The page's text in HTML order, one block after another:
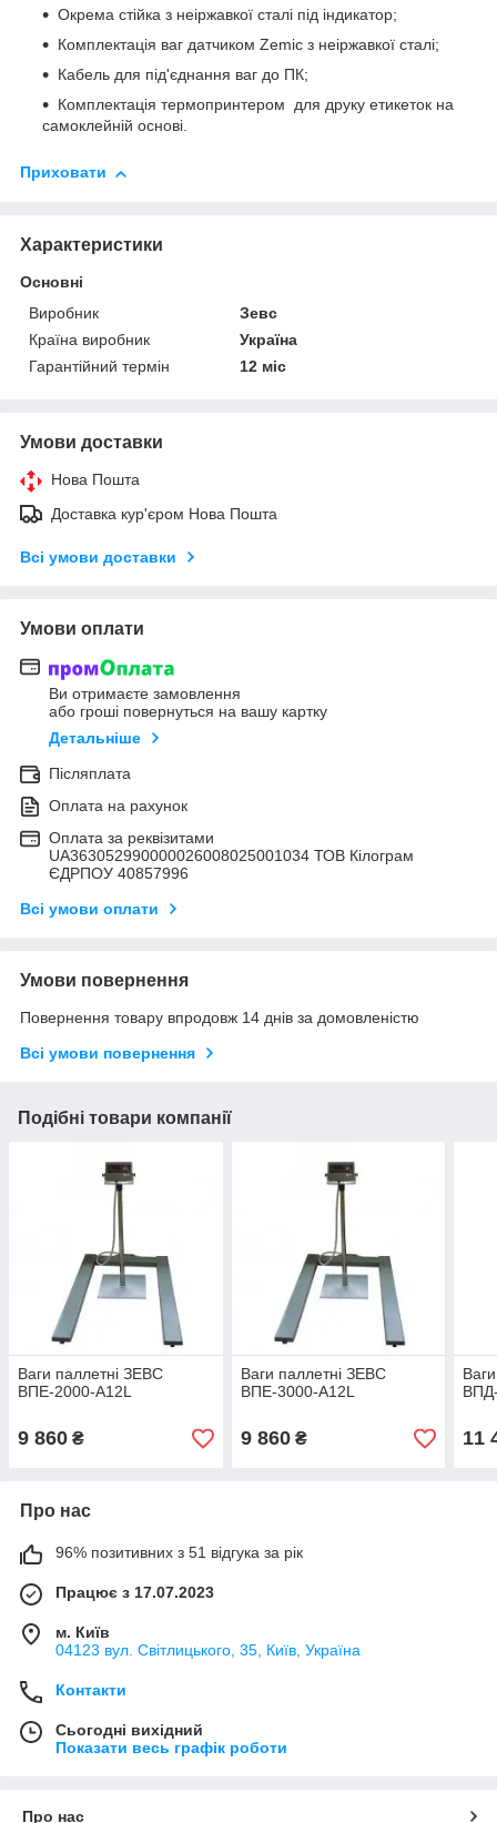
Окрема стійка з неіржавкої сталі під індикатор;
Комплектація ваг датчиком Zemic з неіржавкої сталі;
Кабель для під'єднання ваг до ПК;
Комплектація термопринтером для друку етикеток на
самоклейній основі.
Приховати
Характеристики
Основні
Виробник
Зевс
Країна виробник
Україна
Гарантійний термін
12 міс
Умови доставки
Нова Пошта
Доставка кур'єром Нова Пошта
Всі умови доставки
Умови оплати
Ви отримаєте замовлення
або гроші повернуться на вашу картку
Детальніше
Післяплата
Оплата на рахунок
Оплата за реквізитами
UA363052990000026008025001034 ТОВ Кілограм
ЄДРПОУ 40857996
Всі умови оплати
Умови повернення
Повернення товару впродовж 14 днів за домовленістю
Всі умови повернення
Подібні товари компанії
Ваги паллетні ЗЕВС
ВПЕ-2000-A12L
9 860 ₴
Ваги паллетні ЗЕВС
ВПЕ-3000-A12L
9 860₴ 11
Про нас
96% позитивних з 51 відгука за рік
Працює з 17.07.2023
м. Київ
04123 вул. Світлицького, 35, Київ, Україна
Контакти
Сьогодні вихідний
Показати весь графік роботи
Про нас